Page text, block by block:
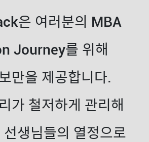
은 여러분의 MBA
Journey를 위해
만을 제공합니다.
가 철저하게 관리해
생님들의 열정으로